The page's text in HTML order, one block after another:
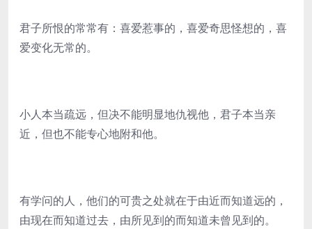
君子所恨的常常有：喜爱惹事的，喜爱奇思怪想的，喜
爱变化无常的。
小人本当疏远，但决不能明显地仇视他，君子本当亲
近，但也不能专心地附和他。
有学问的人，他们的可贵之处就在于由近而知道远的，
由现在而知道过去，由所见到的而知道未曾见到的。